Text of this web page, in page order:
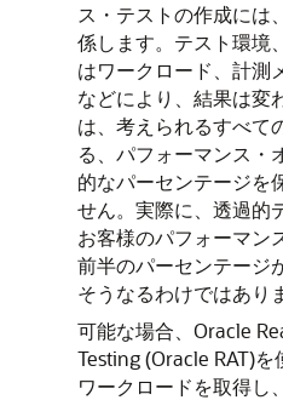
ス・テストの作成には
係します。テスト環境
はワークロード、計測
などにより、結果は変
は、考えられるすべて
る、パフォーマンス・
的なパーセンテージを
せん。実際に、透過的
お客様のパフォーマン
前半のパーセンテージ
そうなるわけではあり
可能な場合、Oracle
Testing (Oracle RAT)
ワークロードを取得し